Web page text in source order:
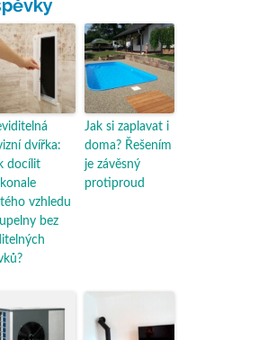
dvířka:
docílit
vzhledu
bez
Jak si zaplavat i
doma? Řešením
je závěsný
protiproud